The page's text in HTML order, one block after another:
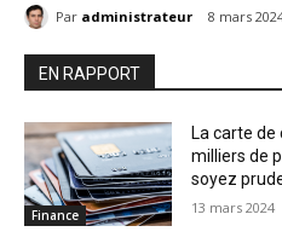
Par administrateur 8 mars
EN RAPPORT
Finance
La carte
milliers de
soyez
13 mars 2024